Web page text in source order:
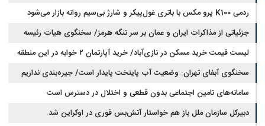
ردمی K100 پرو مکس با باتری غول‌پیکر و شارژ بی‌سیم روانه بازار می‌شود
جزئیاتی از مذاکرات ایران و عمان بر سر تنگه هرمز/ سخنگوی هیات رئیسه
مجلس: بیانیه‌ای شامل تصحیح مسیر تردد دریایی در تنگه، در آستانه نهایی شدن
است
لیست قیمت خرید مسکن در نازی‌آباد/ خرید آپارتمان ۲ خوابه در این منطقه
چقدر سرمایه نیاز دارد؟ + جدول مردادماه ۱۴۰۵
سخنگوی آبفای تهران: وضعیت آب پایتخت پایدار است/ جیره‌بندی نداریم
سامانه‌های تامین اجتماعی بدون قطعی و اختلال در دسترس است
دبیرکل سازمان ملل باز هم خواستار آتش‌بس فوری در اوکراین شد